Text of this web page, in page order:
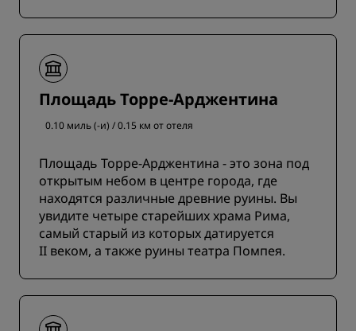
Площадь Торре-Арджентина
0.10 миль (-и) / 0.15 км от отеля
Площадь Торре-Арджентина - это зона под
открытым небом в центре города, где
находятся различные древние руины. Вы
увидите четыре старейших храма Рима,
самый старый из которых датируется
II веком, а также руины театра Помпея.